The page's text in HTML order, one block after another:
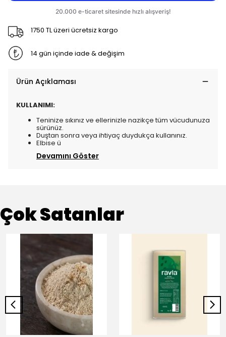
1750 TL üzeri ücretsiz kargo
14 gün içinde iade & değişim
Ürün Açıklaması
KULLANIMI:
Teninize sıkınız ve ellerinizle nazikçe tüm vücudunuza
sürünüz.
Duştan sonra veya ihtiyaç duydukça kullanınız.
Elbise ü
Devamını Göster
Çok Satanlar